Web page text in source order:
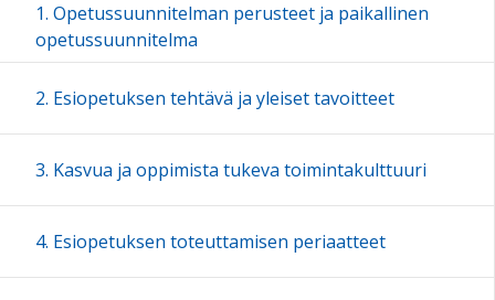
1. Opetussuunnitelman perusteet ja paikallinen
opetussuunnitelma
2. Esiopetuksen tehtävä ja yleiset tavoitteet
3. Kasvua ja oppimista tukeva toimintakulttuuri
4. Esiopetuksen toteuttamisen periaatteet